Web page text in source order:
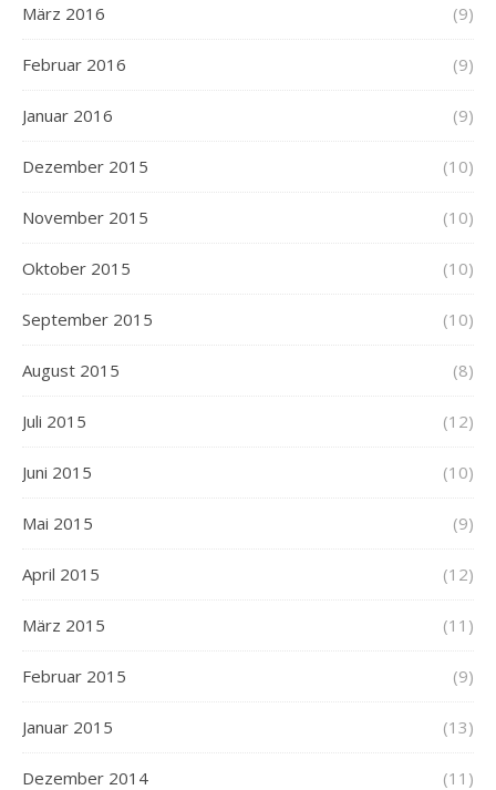
März 2016 (9)
Februar 2016 (9)
Januar 2016 (9)
Dezember 2015 (10)
November 2015 (10)
Oktober 2015 (10)
September 2015 (10)
August 2015 (8)
Juli 2015 (12)
Juni 2015 (10)
Mai 2015 (9)
April 2015 (12)
März 2015 (11)
Februar 2015 (9)
Januar 2015 (13)
Dezember 2014 (11)